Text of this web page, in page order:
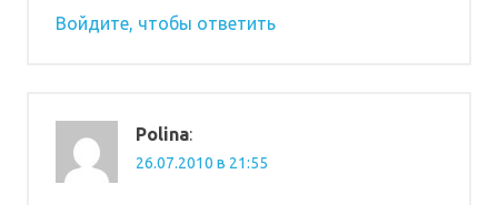
Войдите, чтобы ответить
Polina:
26.07.2010 в 21:55